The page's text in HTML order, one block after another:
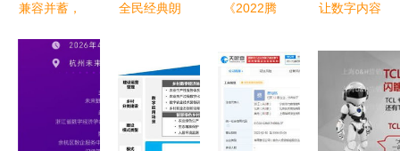
兼容并蓄，
IPTV服务
全民经典朗
神食粮库
《2022腾
业数字化白
皮书》发布
开启全域数
字新纪元与
让数字内容
发者故事中
的包容性探
索